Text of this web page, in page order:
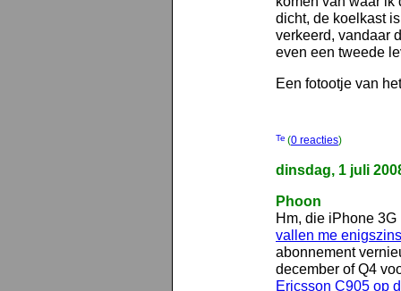
dicht, de koelkast
verkeerd, vandaar
even een tweede
Een fotootje van
(0 reacties)
dinsdag, 1 juli
Phoon
Hm, die iPhone
vallen me
abonnement
december of Q4
Ericsson C905 op